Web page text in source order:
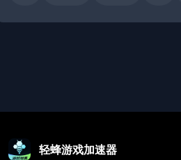
轻蜂游戏加速器